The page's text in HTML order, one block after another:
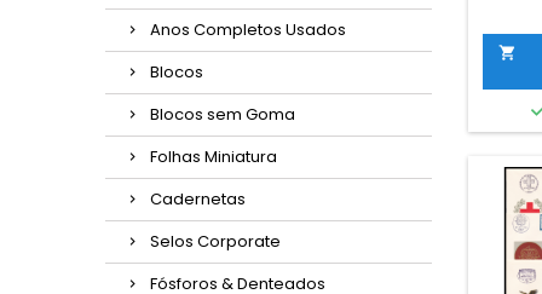
Anos Completos Usados
Blocos
Blocos sem Goma
Folhas Miniatura
Cadernetas
Selos Corporate
Fósforos & Denteados
